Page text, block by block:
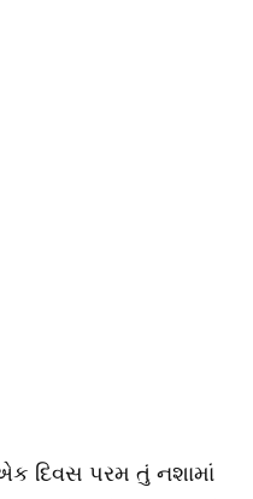
દિવસ પરમ તું નશામાં